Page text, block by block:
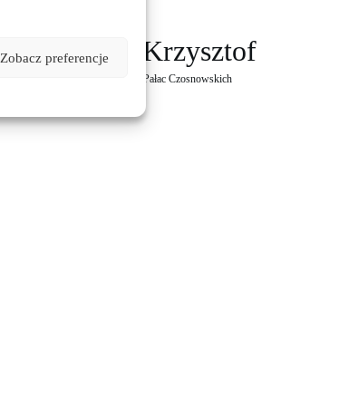
Zobacz preferencje
Maja & Krzysztof
Pałac Czosnowskich